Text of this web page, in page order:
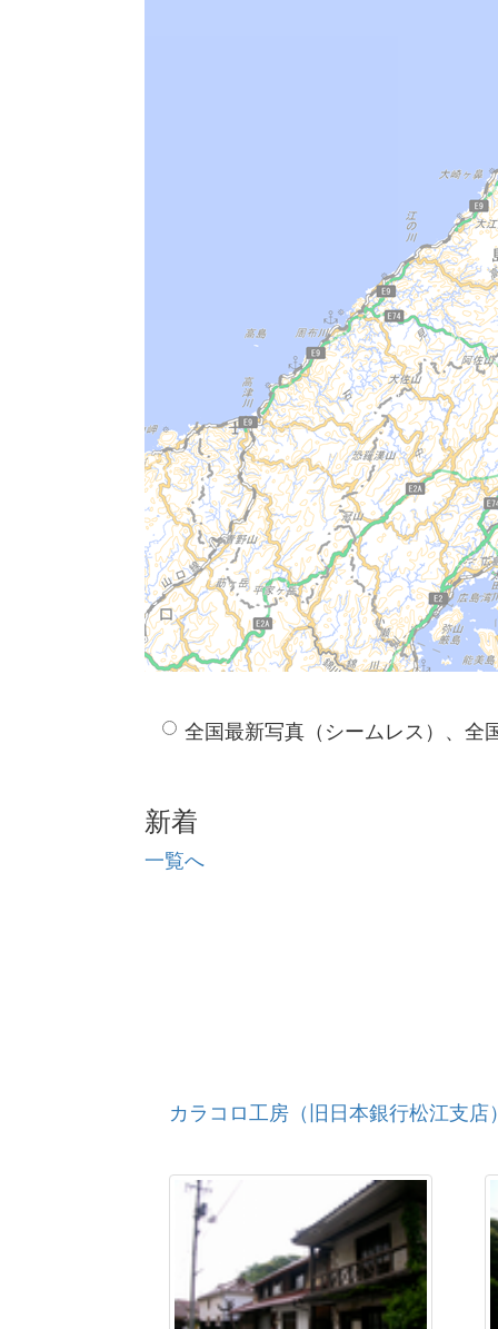
全国最新写真（シームレス）、全
新着
一覧へ
カラコロ工房（旧日本銀行松江支店